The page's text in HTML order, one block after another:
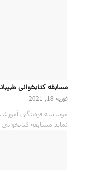
مسابقه کتابخوانی
فوریه 18, 2021
موسسه فرهنگی
نماید مسابقه